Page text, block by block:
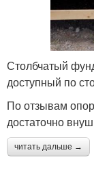
Столбчатый
доступный по
По отзывам
достаточно
читать дальше →